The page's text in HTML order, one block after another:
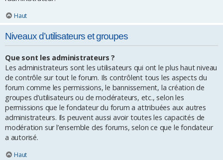
Haut
Niveaux d’utilisateurs et groupes
Que sont les administrateurs ?
Les administrateurs sont les utilisateurs qui ont le plus haut niveau
de contrôle sur tout le forum. Ils contrôlent tous les aspects du
forum comme les permissions, le bannissement, la création de
groupes d’utilisateurs ou de modérateurs, etc., selon les
permissions que le fondateur du forum a attribuées aux autres
administrateurs. Ils peuvent aussi avoir toutes les capacités de
modération sur l’ensemble des forums, selon ce que le fondateur
a autorisé.
Haut